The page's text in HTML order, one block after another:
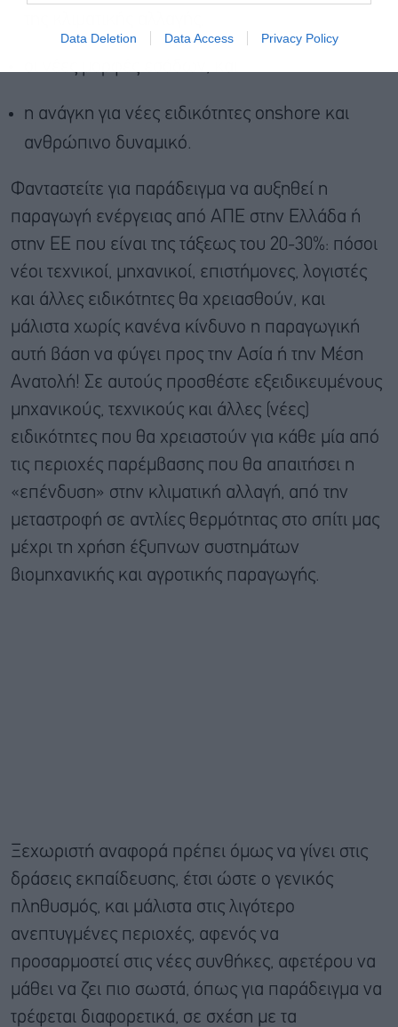
Data Deletion Data Access Privacy Policy
η ανάγκη για νέες ειδικότητες onshore και
ανθρώπινο δυναμικό.
Φανταστείτε για παράδειγμα να αυξηθεί η
παραγωγή ενέργειας από ΑΠΕ στην Ελλάδα ή
στην ΕΕ που είναι της τάξεως του 20-30%: πόσοι
νέοι τεχνικοί, μηχανικοί, επιστήμονες, λογιστές
και άλλες ειδικότητες θα χρειασθούν, και
μάλιστα χωρίς κανένα κίνδυνο η παραγωγική
αυτή βάση να φύγει προς την Ασία ή την Μέση
Ανατολή! Σε αυτούς προσθέστε εξειδικευμένους
μηχανικούς, τεχνικούς και άλλες (νέες)
ειδικότητες που θα χρειαστούν για κάθε μία από
τις περιοχές παρέμβασης που θα απαιτήσει η
«επένδυση» στην κλιματική αλλαγή, από την
μεταστροφή σε αντλίες θερμότητας στο σπίτι μας
μέχρι τη χρήση έξυπνων συστημάτων
βιομηχανικής και αγροτικής παραγωγής.
Ξεχωριστή αναφορά πρέπει όμως να γίνει στις
δράσεις εκπαίδευσης, έτσι ώστε ο γενικός
πληθυσμός, και μάλιστα στις λιγότερο
ανεπτυγμένες περιοχές, αφενός να
προσαρμοστεί στις νέες συνθήκες, αφετέρου να
μάθει να ζει πιο σωστά, όπως για παράδειγμα να
τρέφεται διαφορετικά, σε σχέση με τα